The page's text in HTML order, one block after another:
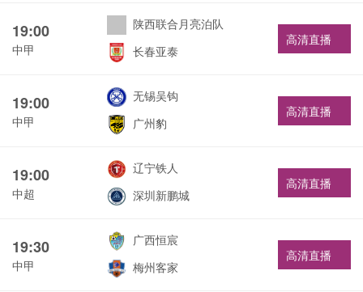
19:00
中甲
陕西联合月亮泊队
长春亚泰
高清直播
19:00
中甲
无锡吴钩
广州豹
高清直播
19:00
中超
辽宁铁人
深圳新鹏城
高清直播
19:30
中甲
广西恒宸
梅州客家
高清直播